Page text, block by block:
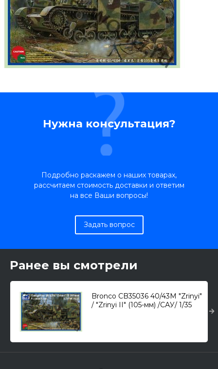
Нужна консультация?
Подробно раскажем о наших товарах,
рассчитаем стоимость доставки и ответим
на все Ваши вопросы!
Задать вопрос
Ранее вы смотрели
Bronco CB35036 40/43M "Zrinyi"
/ "Zrinyi II" (105-мм) /САУ/ 1/35